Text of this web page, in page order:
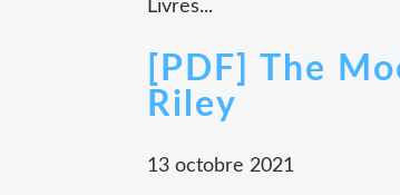
Livres...
[PDF] The
Riley
13 octobre 2021